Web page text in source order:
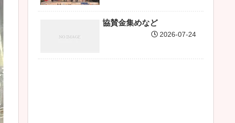
協賛金集めなど
2026-07-24